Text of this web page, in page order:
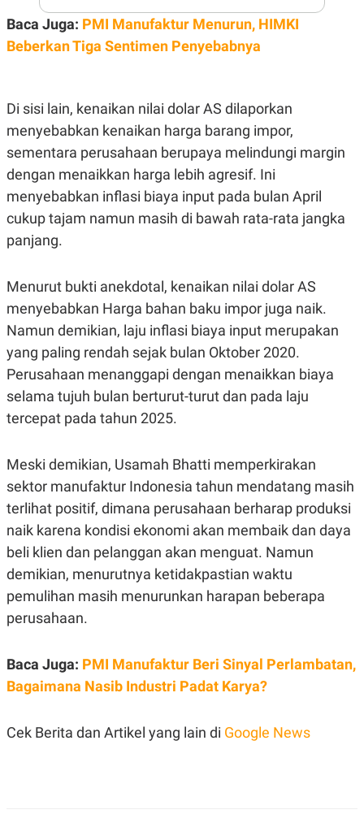
T
D
A
E
S
K
O
N
A
T
V
L
P
U
JARINGAN
O
T
A
A
A
D
E
M
R
S
S
E
E
A
E
A
N
G
N
A
N
C
T
K
I
N
R
J
A
E
M
I
E
E
P
A
R
A
D
V
T
Baca Juga: PMI Manufaktur Menurun, HIMKI
Beberkan Tiga Sentimen Penyebabnya
Di sisi lain, kenaikan nilai dolar AS dilaporkan
menyebabkan kenaikan harga barang impor,
sementara perusahaan berupaya melindungi margin
dengan menaikkan harga lebih agresif. Ini
menyebabkan inflasi biaya input pada bulan April
cukup tajam namun masih di bawah rata-rata jangka
panjang.
Menurut bukti anekdotal, kenaikan nilai dolar AS
menyebabkan Harga bahan baku impor juga naik.
Namun demikian, laju inflasi biaya input merupakan
yang paling rendah sejak bulan Oktober 2020.
Perusahaan menanggapi dengan menaikkan biaya
selama tujuh bulan berturut-turut dan pada laju
tercepat pada tahun 2025.
Meski demikian, Usamah Bhatti memperkirakan
sektor manufaktur Indonesia tahun mendatang masih
terlihat positif, dimana perusahaan berharap produksi
naik karena kondisi ekonomi akan membaik dan daya
beli klien dan pelanggan akan menguat. Namun
demikian, menurutnya ketidakpastian waktu
pemulihan masih menurunkan harapan beberapa
perusahaan.
Baca Juga: PMI Manufaktur Beri Sinyal Perlambatan,
Bagaimana Nasib Industri Padat Karya?
Cek Berita dan Artikel yang lain di Google News